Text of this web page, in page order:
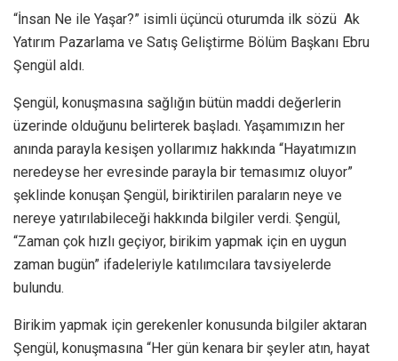
“İnsan Ne ile Yaşar?” isimli üçüncü oturumda ilk sözü Ak
Yatırım Pazarlama ve Satış Geliştirme Bölüm Başkanı Ebru
Şengül aldı.
Şengül, konuşmasına sağlığın bütün maddi değerlerin
üzerinde olduğunu belirterek başladı. Yaşamımızın her
anında parayla kesişen yollarımız hakkında “Hayatımızın
neredeyse her evresinde parayla bir temasımız oluyor”
şeklinde konuşan Şengül, biriktirilen paraların neye ve
nereye yatırılabileceği hakkında bilgiler verdi. Şengül,
“Zaman çok hızlı geçiyor, birikim yapmak için en uygun
zaman bugün” ifadeleriyle katılımcılara tavsiyelerde
bulundu.
Birikim yapmak için gerekenler konusunda bilgiler aktaran
Şengül, konuşmasına “Her gün kenara bir şeyler atın, hayat